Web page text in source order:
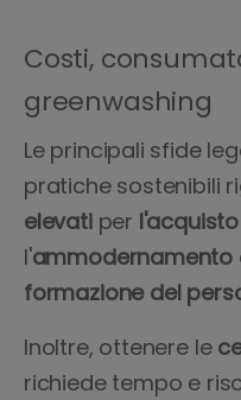
Costi,
greenwashing
Le principali sfide
pratiche sostenibili
elevatiper
l'ammodernamento
formazione del
Inoltre, ottenere le
richiede tempo e